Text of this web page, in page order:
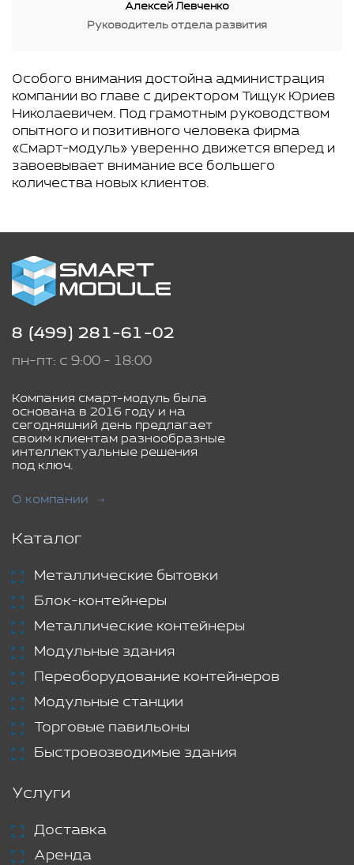
Алексей Левченко
Руководитель отдела развития
Особого внимания достойна администрация
компании во главе с директором Тищук Юриев
Николаевичем. Под грамотным руководством
опытного и позитивного человека фирма
«Смарт-модуль» уверенно движется вперед и
завоевывает внимание все большего
количества новых клиентов.
8 (499) 281-61-02
пн-пт: с 9:00 - 18:00
Компания смарт-модуль была
основана в 2016 году и на
сегодняшний день предлагает
своим клиентам разнообразные
интеллектуальные решения
под ключ.
О компании
Каталог
Металлические бытовки
Блок-контейнеры
Металлические контейнеры
Модульные здания
Переоборудование контейнеров
Модульные станции
Торговые павильоны
Быстровозводимые здания
Услуги
Доставка
Аренда